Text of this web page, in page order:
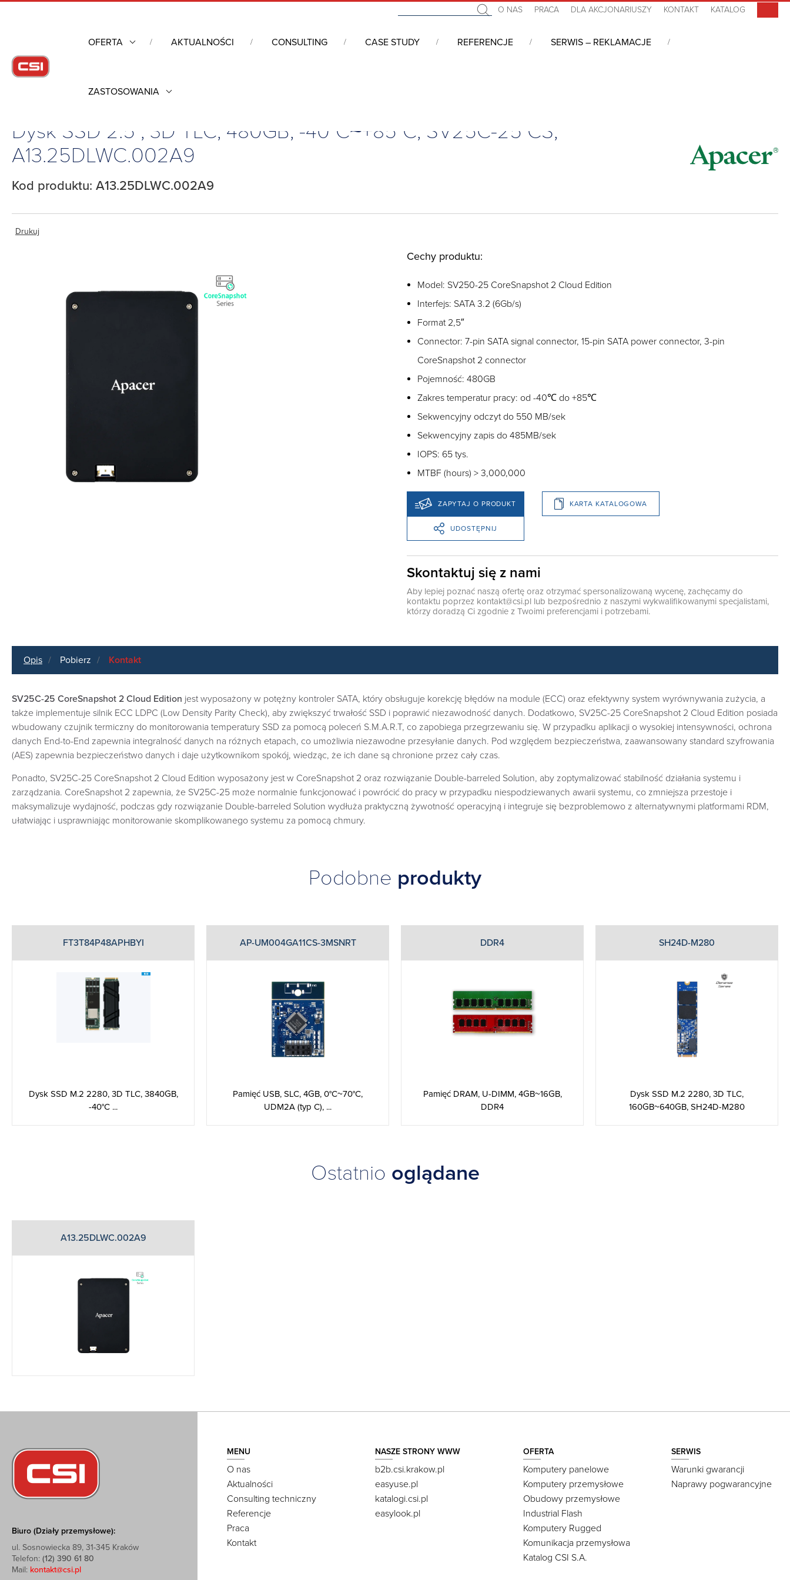
O NAS PRACA DLA AKCJONARIUSZY KONTAKT KATALOG
OFERTA AKTUALNOŚCI CONSULTING CASE STUDY REFERENCJE SERWIS – REKLAMACJE
ZASTOSOWANIA
Industrial Flash / Dyski SSD
Dysk SSD 2.5”, 3D TLC, 480GB, -40°C~+85°C, SV25C-25 CS,
A13.25DLWC.002A9
Kod produktu: A13.25DLWC.002A9
Drukuj
Cechy produktu:
Model: SV250-25 CoreSnapshot 2 Cloud Edition
Interfejs: SATA 3.2 (6Gb/s)
Format 2,5″
Connector: 7-pin SATA signal connector, 15-pin SATA power connector, 3-pin
CoreSnapshot 2 connector
Pojemność: 480GB
Zakres temperatur pracy: od -40℃ do +85℃
Sekwencyjny odczyt do 550 MB/sek
Sekwencyjny zapis do 485MB/sek
IOPS: 65 tys.
MTBF (hours) > 3,000,000
ZAPYTAJ O PRODUKT KARTA KATALOGOWA
UDOSTĘPNIJ
Skontaktuj się z nami
Aby lepiej poznać naszą ofertę oraz otrzymać spersonalizowaną wycenę, zachęcamy do
kontaktu poprzez kontakt@csi.pl lub bezpośrednio z naszymi wykwalifikowanymi specjalistami,
którzy doradzą Ci zgodnie z Twoimi preferencjami i potrzebami.
Opis Pobierz Kontakt
SV25C-25 CoreSnapshot 2 Cloud Edition jest wyposażony w potężny kontroler SATA, który obsługuje korekcję błędów na module (ECC) oraz efektywny system wyrównywania zużycia, a
także implementuje silnik ECC LDPC (Low Density Parity Check), aby zwiększyć trwałość SSD i poprawić niezawodność danych. Dodatkowo, SV25C-25 CoreSnapshot 2 Cloud Edition posiada
wbudowany czujnik termiczny do monitorowania temperatury SSD za pomocą poleceń S.M.A.R.T, co zapobiega przegrzewaniu się. W przypadku aplikacji o wysokiej intensywności, ochrona
danych End-to-End zapewnia integralność danych na różnych etapach, co umożliwia niezawodne przesyłanie danych. Pod względem bezpieczeństwa, zaawansowany standard szyfrowania
(AES) zapewnia bezpieczeństwo danych i daje użytkownikom spokój, wiedząc, że ich dane są chronione przez cały czas.
Ponadto, SV25C-25 CoreSnapshot 2 Cloud Edition wyposażony jest w CoreSnapshot 2 oraz rozwiązanie Double-barreled Solution, aby zoptymalizować stabilność działania systemu i
zarządzania. CoreSnapshot 2 zapewnia, że SV25C-25 może normalnie funkcjonować i powrócić do pracy w przypadku niespodziewanych awarii systemu, co zmniejsza przestoje i
maksymalizuje wydajność, podczas gdy rozwiązanie Double-barreled Solution wydłuża praktyczną żywotność operacyjną i integruje się bezproblemowo z alternatywnymi platformami RDM,
ułatwiając i usprawniając monitorowanie skomplikowanego systemu za pomocą chmury.
Podobne produkty
FT3T84P48APHBYI
Dysk SSD M.2 2280, 3D TLC, 3840GB,
-40°C ...
AP-UM004GA11CS-3MSNRT
Pamięć USB, SLC, 4GB, 0°C~70°C,
UDM2A (typ C), ...
DDR4
Pamięć DRAM, U-DIMM, 4GB~16GB,
DDR4
SH24D-M280
Dysk SSD M.2 2280, 3D TLC,
160GB~640GB, SH24D-M280
Ostatnio oglądane
A13.25DLWC.002A9
Biuro (Działy przemysłowe):
ul. Sosnowiecka 89, 31-345 Kraków
Telefon: (12) 390 61 80
Mail: kontakt@csi.pl
MENU
O nas
Aktualności
Consulting techniczny
Referencje
Praca
Kontakt
NASZE STRONY WWW
b2b.csi.krakow.pl
easyuse.pl
katalogi.csi.pl
easylook.pl
OFERTA
Komputery panelowe
Komputery przemysłowe
Obudowy przemysłowe
Industrial Flash
Komputery Rugged
Komunikacja przemysłowa
Katalog CSI S.A.
SERWIS
Warunki gwarancji
Naprawy pogwarancyjne